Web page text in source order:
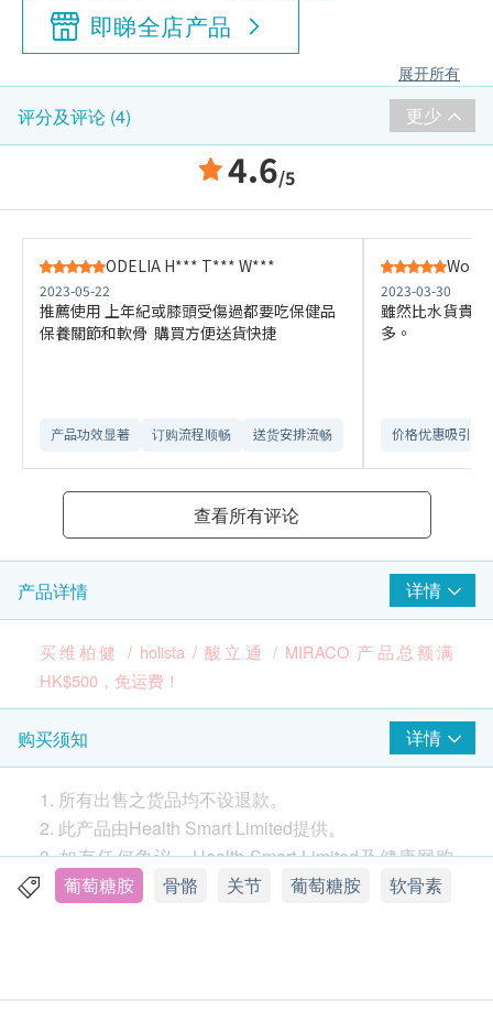
即睇全店产品
展开所有
评分及评论 (4) 更少
4.6/5
ODELIA H*** T*** W***
2023-05-22
推薦使用 上年紀或膝頭受傷過都要吃保健品
保養關節和軟骨 購買方便送貨快捷
产品功效显著 订购流程顺畅 送货安排流畅
2023-03-30
雖然比水貨貴
多。
价格优惠吸引
查看所有评论
产品详情 详情
买维柏健 / holista / 酸立通 / MIRACO 产品总额满
HK$500，免运费！
品牌
维柏健
(请按此了解更多有关品牌资讯及品牌其他产品)
产地
加拿大
购买须知 详情
1. 所有出售之货品均不设退款。
2. 此产品由Health Smart Limited提供。
3. 如有任何争议，Health Smart Limited及健康网购
health.ESDlife保留最终决议权。
葡萄糖胺 骨骼 关节 葡萄糖胺 软骨素